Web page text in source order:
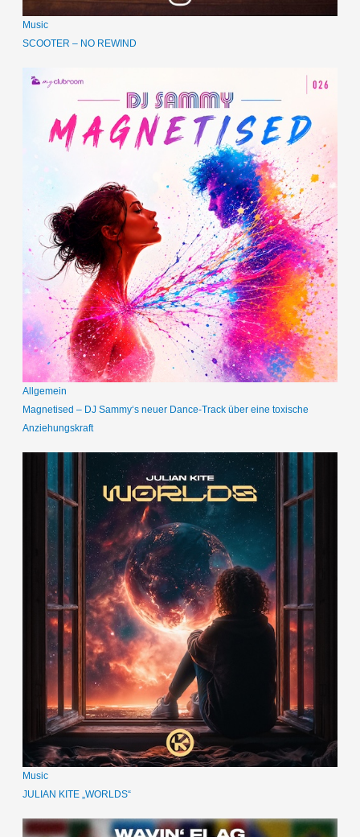
Music
SCOOTER – NO REWIND
Allgemein
Magnetised – DJ Sammy‘s neuer Dance-Track über eine toxische
Anziehungskraft
Music
JULIAN KITE „WORLDS“